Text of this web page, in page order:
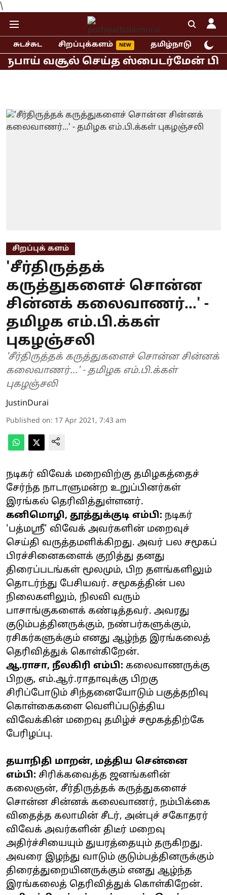
\
சுடச்சுட சிறப்புக்களம் தமிழ்நாடு
வசூல் செய்த ஸ்பைடர்மேன் பிராண்ட்
சிறப்புக் களம்
'சீர்திருத்தக்
கருத்துகளைச் சொன்ன
சின்னக் கலைவாணர்...' -
தமிழக எம்.பி.க்கள்
புகழஞ்சலி
'சீர்திருத்தக் கருத்துகளைச் சொன்ன சின்னக்
கலைவாணர்...' - தமிழக எம்.பி.க்கள்
புகழஞ்சலி
JustinDurai
Published on: 17 Apr 2021, 7:43 am
நடிகர் விவேக் மறைவிற்கு தமிழகத்தைச்
சேர்ந்த நாடாளுமன்ற உறுப்பினர்கள்
இரங்கல் தெரிவித்துள்ளனர்.
கனிமொழி, தூத்துக்குடி எம்பி: நடிகர்
'பத்மஸ்ரீ' விவேக் அவர்களின் மறைவுச்
செய்தி வருத்தமளிக்கிறது. அவர் பல சமூகப்
பிரச்சினைகளைக் குறித்து தனது
திரைப்படங்கள் மூலமும், பிற தளங்களிலும்
தொடர்ந்து பேசியவர். சமூகத்தின் பல
நிலைகளிலும், நிலவி வரும்
பாசாங்குகளைக் கண்டித்தவர். அவரது
குடும்பத்தினருக்கும், நண்பர்களுக்கும்,
ரசிகர்களுக்கும் எனது ஆழ்ந்த இரங்கலைத்
தெரிவித்துக் கொள்கிறேன்.
ஆ.ராசா, நீலகிரி எம்பி: கலைவாணருக்கு
பிறகு, எம்.ஆர்.ராதாவுக்கு பிறகு
சிரிப்போடும் சிந்தனையோடும் பகுத்தறிவு
கொள்கைகளை வெளிப்படுத்திய
விவேக்கின் மறைவு தமிழ்ச் சமூகத்திற்கே
பேரிழப்பு.
தயாநிதி மாறன், மத்திய சென்னை
எம்பி: சிரிக்கவைத்த ஜனங்களின்
கலைஞன், சீர்திருத்தக் கருத்துகளைச்
சொன்ன சின்னக் கலைவாணர், நம்பிக்கை
விதைத்த கலாமின் சீடர், அன்புச் சகோதரர்
விவேக் அவர்களின் திடீர் மறைவு
அதிர்ச்சியையும் துயரத்தையும் தருகிறது.
அவரை இழந்து வாடும் குடும்பத்தினருக்கும்
திரைத்துறையினருக்கும் எனது ஆழ்ந்த
இரங்கலைத் தெரிவித்துக் கொள்கிறேன்.